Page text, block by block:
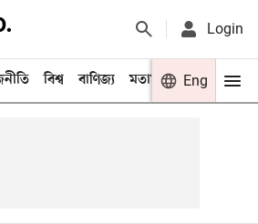
Login
বিশ্ব বাণিজ্য মতামত খেলা
Eng